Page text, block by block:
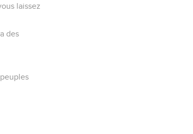
laissez
des